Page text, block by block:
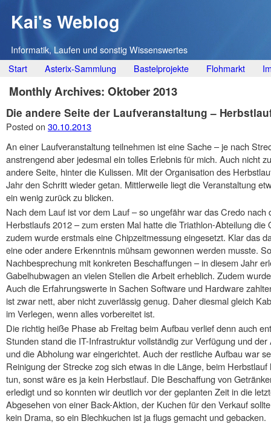
Kai's Weblog
Informatik, Laufen und sonstig Wissenswertes
Main menu
Skip
to
Start Asterix-Sammlung Bastelprojekte Flohmarkt
Monthly Archives: Oktober 2013
Die andere Seite der Laufveranstaltung –
Posted on 30.10.2013
An einer Laufveranstaltung teilnehmen ist eine Sache – je nach
anstrengend aber jedesmal ein tolles Erlebnis für mich. Auch nicht
andere Seite, hinter die Kulissen. Mit der Organisation des
Jahr den Schritt wieder getan. Mittlerweile liegt die Veranstaltung
ein wenig zurück zu blicken.
Nach dem Lauf ist vor dem Lauf – so ungefähr war das Credo
Herbstlaufs 2012 – zum ersten Mal hatte die Triathlon-Abteilung
zudem wurde erstmals eine Chipzeitmessung eingesetzt. Klar das
eine oder andere Erkenntnis mühsam gewonnen werden musste.
Nachbesprechung mit konkreten Beschaffungen – in diesem Jahr
Gabelhubwagen an vielen Stellen die Arbeit erheblich. Zudem
Auch die Erfahrungswerte in Sachen Software und Hardware
ist zwar nett, aber nicht zuverlässig genug. Daher diesmal gleich
im Verlegen, wenn alles vorbereitet ist.
Die richtig heiße Phase ab Freitag beim Aufbau verlief denn auch
Stunden stand die IT-Infrastruktur vollständig zur Verfügung und
und die Abholung war eingerichtet. Auch der restliche Aufbau war
Reinigung der Strecke zog sich etwas in die Länge, beim
tun, sonst wäre es ja kein Herbstlauf. Die Beschaffung von
erledigt und so konnten wir deutlich vor der geplanten Zeit in die
Abgesehen von einer Back-Aktion, der Kuchen für den Verkauf
kein Drama, so ein Blechkuchen ist ja flugs gemacht und gebacken.